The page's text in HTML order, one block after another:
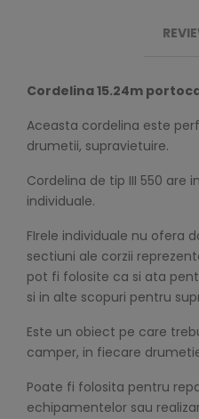
Cordelina 15.24m
Aceasta cordelina este
drumetii, supravietuire.
Cordelina de tip III 550 are
individuale.
FIrele individuale nu ofera
sectiuni ale corzii
pot fi folosite ca si ata
si in alte scopuri pentru
Este un obiect pe care
camper, in fiecare
Poate fi folosita pentru
echipamentelor sau